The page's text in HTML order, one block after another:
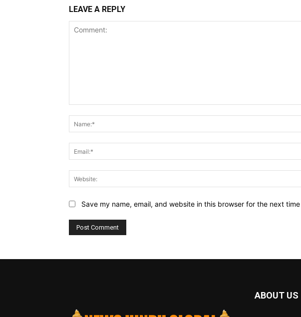
LEAVE A REPLY
Save my name, email, and website in this browser for the next
ABOUT US